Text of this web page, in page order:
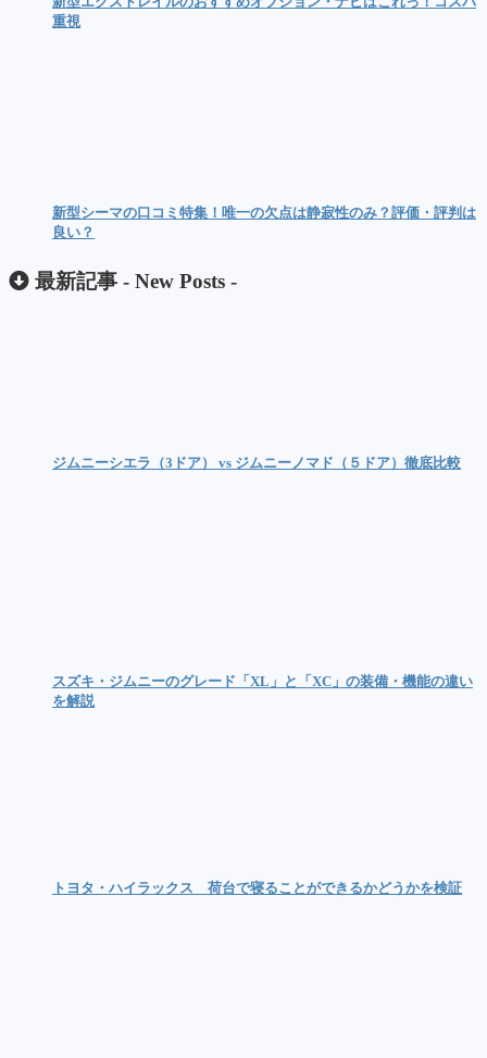
重視
新型シーマの口コミ特集！唯一の欠点は静寂性のみ？評価・評判は
良い？
最新記事 - New Posts -
ジムニーシエラ（3ドア） vs ジムニーノマド（５ドア）徹底比較
スズキ・ジムニーのグレード「XL」と「XC」の装備・機能の違い
を解説
トヨタ・ハイラックス 荷台で寝ることができるかどうかを検証